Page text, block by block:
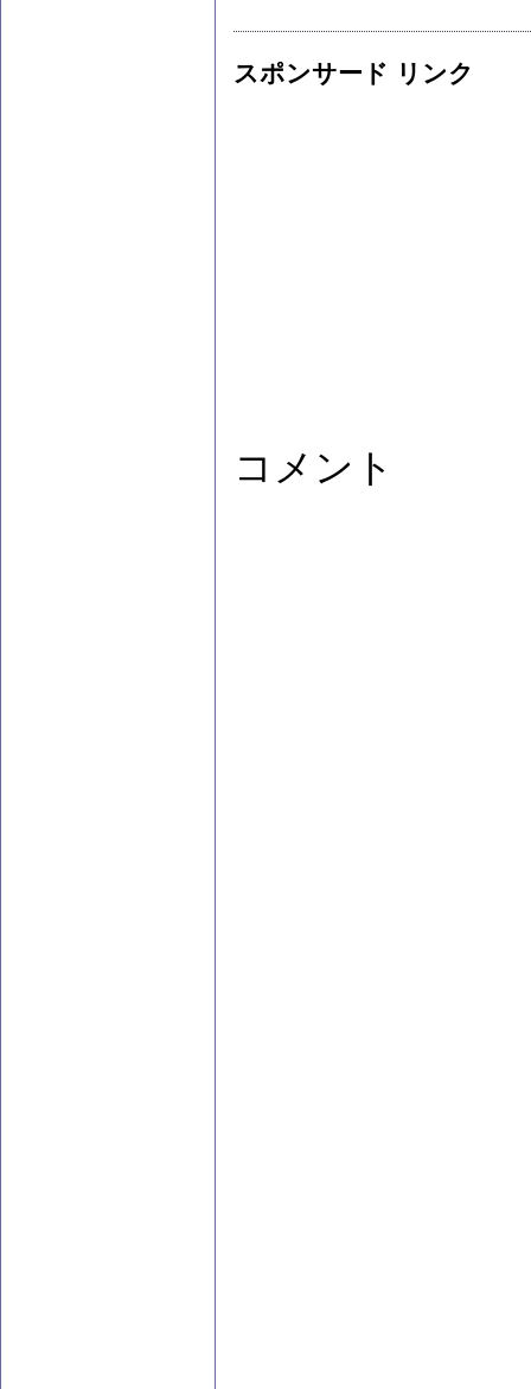
スポンサード リンク
コメント